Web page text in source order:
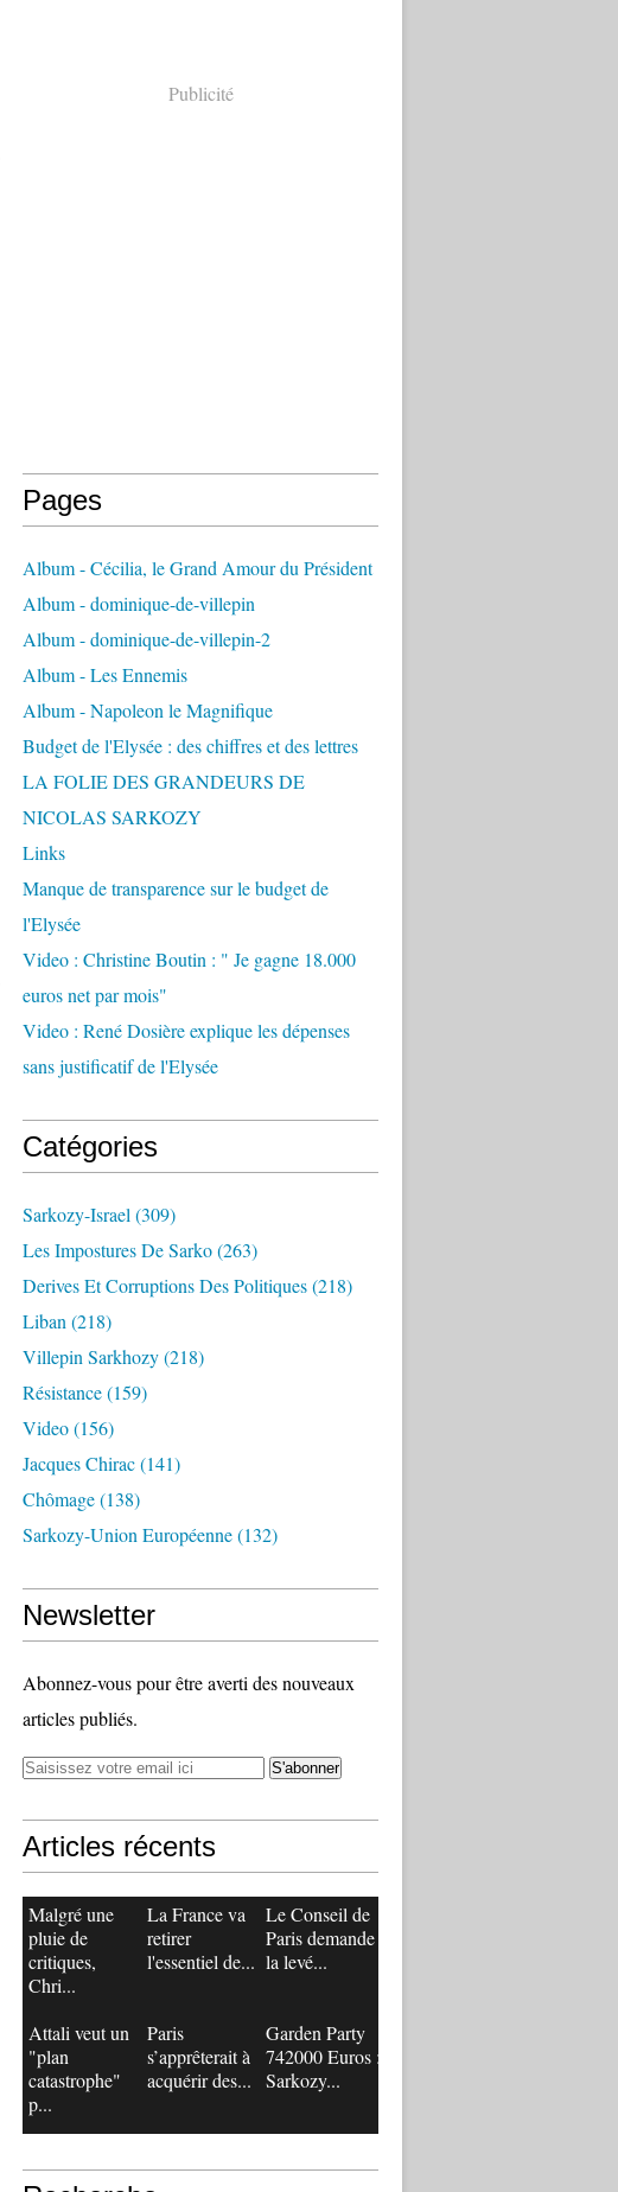
Publicité
Pages
Album - Cécilia, le Grand Amour du Président
Album - dominique-de-villepin
Album - dominique-de-villepin-2
Album - Les Ennemis
Album - Napoleon le Magnifique
Budget de l'Elysée : des chiffres et des lettres
LA FOLIE DES GRANDEURS DE
NICOLAS SARKOZY
Links
Manque de transparence sur le budget de
l'Elysée
Video : Christine Boutin : " Je gagne 18.000
euros net par mois"
Video : René Dosière explique les dépenses
sans justificatif de l'Elysée
Catégories
Sarkozy-Israel (309)
Les Impostures De Sarko(263)
Derives Et Corruptions Des Politiques(218)
Liban (218)
Villepin Sarkhozy(218)
Résistance(159)
Video(156)
Jacques Chirac(141)
Chômage(138)
Sarkozy-Union Européenne(132)
Newsletter
Abonnez-vous pour être averti des nouveaux
articles publiés.
Articles récents
Malgré une
pluie de
critiques,
Chri...
La France va
retirer
l'essentiel de...
Le Conseil de
Paris demande
la levé...
Attali veut un
"plan
catastrophe"
p...
Paris
s’apprêterait à
acquérir des...
Garden Party
742000 Euros :
Sarkozy...